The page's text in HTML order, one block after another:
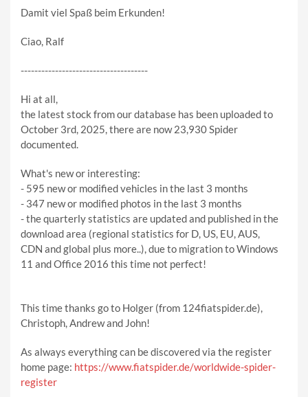
Damit viel Spaß beim Erkunden!
Ciao, Ralf
-------------------------------------
Hi at all,
the latest stock from our database has been uploaded to
October 3rd, 2025, there are now 23,930 Spider
documented.
What's new or interesting:
- 595 new or modified vehicles in the last 3 months
- 347 new or modified photos in the last 3 months
- the quarterly statistics are updated and published in the
download area (regional statistics for D, US, EU, AUS,
CDN and global plus more..), due to migration to Windows
11 and Office 2016 this time not perfect!
This time thanks go to Holger (from 124fiatspider.de),
Christoph, Andrew and John!
As always everything can be discovered via the register
home page: https://www.fiatspider.de/worldwide-spider-
register